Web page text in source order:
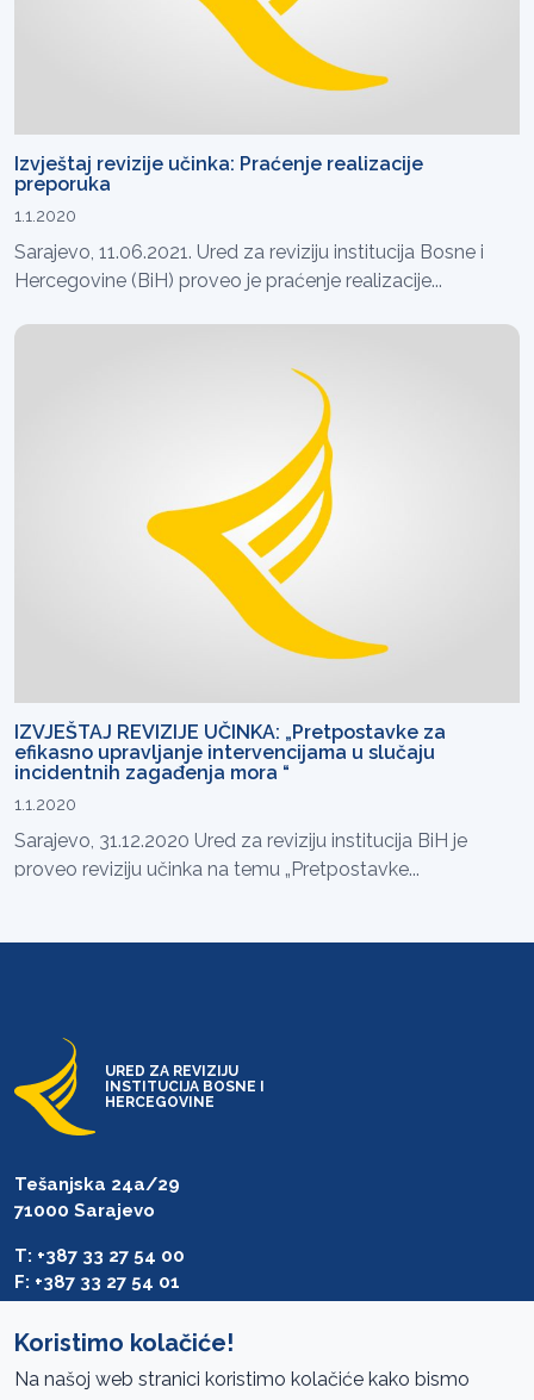
Izvještaj revizije učinka: Praćenje realizacije
preporuka
1.1.2020
Sarajevo, 11.06.2021. Ured za reviziju institucija Bosne i
Hercegovine (BiH) proveo je praćenje realizacije...
IZVJEŠTAJ REVIZIJE UČINKA: „Pretpostavke za
efikasno upravljanje intervencijama u slučaju
incidentnih zagađenja mora “
1.1.2020
Sarajevo, 31.12.2020 Ured za reviziju institucija BiH je
proveo reviziju učinka na temu „Pretpostavke...
URED ZA REVIZIJU
INSTITUCIJA BOSNE I
HERCEGOVINE
Tešanjska 24a/29
71000 Sarajevo
T: +387 33 27 54 00
F: +387 33 27 54 01
Koristimo kolačiće!
Na našoj web stranici koristimo kolačiće kako bismo